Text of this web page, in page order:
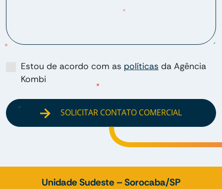
Estou de acordo com as políticas da Agência
Kombi
SOLICITAR CONTATO COMERCIAL
Unidade Sudeste – Sorocaba/SP